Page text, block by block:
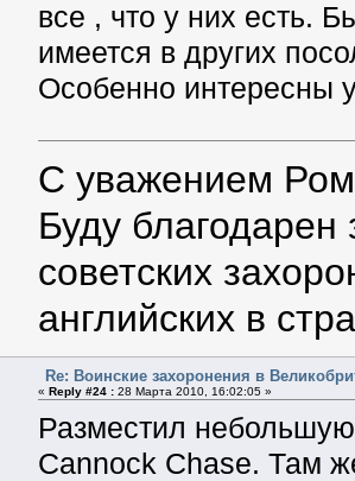
все , что у них есть.
имеется в других
Особенно интересны
С уважением
Буду
советских
английских в
Re: Воинские захоронения в
« Reply #24 :28 Марта 2010, 16:02:05 »
Разместил
Cannock Chase. Там